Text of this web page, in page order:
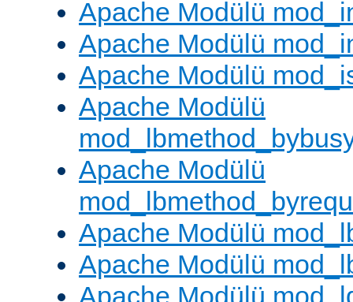
Apache Modülü
Apache Modülü
Apache Modülü
Apache Modülü
Apache Modülü
Apache Modülü
Apache Modülü
Apache Modülü